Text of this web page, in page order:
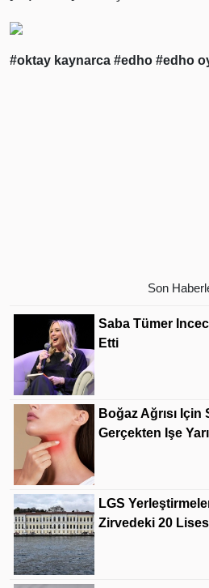
#oktay kaynarca #edho #edho
Son
Saba Tümer
Etti
Boğaz Ağrısı Için
Gerçekten Işe
LGS
Zirvedeki 20